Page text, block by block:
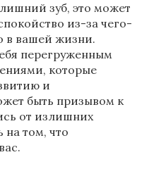
зуб, это может
из-за чего-
в вашей жизни.
перегруженным
которые
и
быть призывом к
от излишних
на том, что